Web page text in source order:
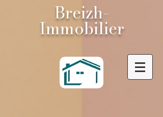
Breizh-
Immobilier